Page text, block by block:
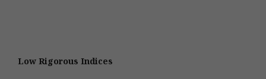
Low Rigorous Indices